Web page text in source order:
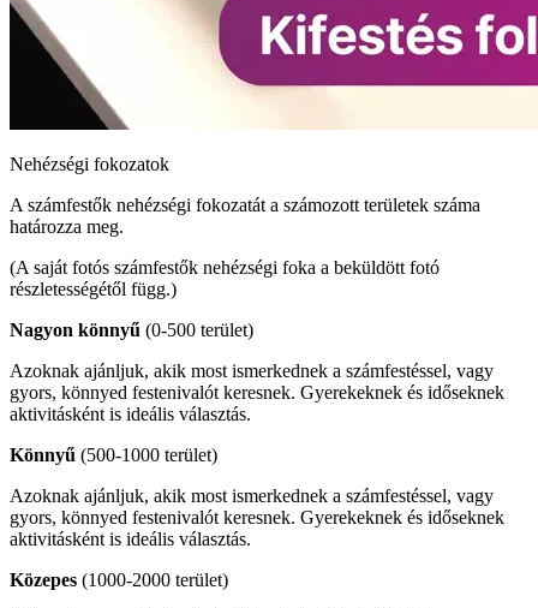
Nehézségi fokozatok
A számfestők nehézségi fokozatát a számozott területek száma
határozza meg.
(A saját fotós számfestők nehézségi foka a beküldött fotó
részletességétől függ.)
Nagyon könnyű (0-500 terület)
Azoknak ajánljuk, akik most ismerkednek a számfestéssel, vagy
gyors, könnyed festenivalót keresnek. Gyerekeknek és időseknek
aktivitásként is ideális választás.
Könnyű (500-1000 terület)
Azoknak ajánljuk, akik most ismerkednek a számfestéssel, vagy
gyors, könnyed festenivalót keresnek. Gyerekeknek és időseknek
aktivitásként is ideális választás.
Közepes (1000-2000 terület)